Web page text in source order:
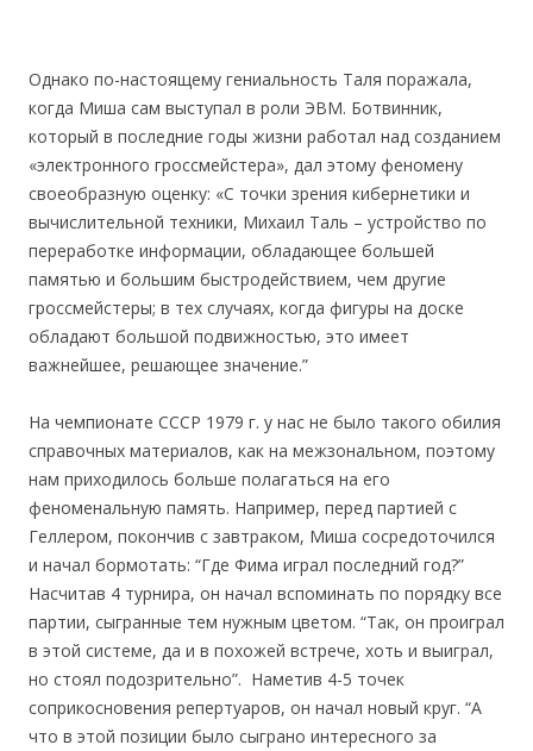
Однако по-настоящему гениальность Таля поражала,
когда Миша сам выступал в роли ЭВМ. Ботвинник,
который в последние годы жизни работал над созданием
«электронного гроссмейстера», дал этому феномену
своеобразную оценку: «С точки зрения кибернетики и
вычислительной техники, Михаил Таль – устройство по
переработке информации, обладающее большей
памятью и большим быстродействием, чем другие
гроссмейстеры; в тех случаях, когда фигуры на доске
обладают большой подвижностью, это имеет
важнейшее, решающее значение.”
На чемпионате СССР 1979 г. у нас не было такого обилия
справочных материалов, как на межзональном, поэтому
нам приходилось больше полагаться на его
феноменальную память. Например, перед партией с
Геллером, покончив с завтраком, Миша сосредоточился
и начал бормотать: “Где Фима играл последний год?”
Насчитав 4 турнира, он начал вспоминать по порядку все
партии, сыгранные тем нужным цветом. “Так, он проиграл
в этой системе, да и в похожей встрече, хоть и выиграл,
но стоял подозрительно”. Наметив 4-5 точек
соприкосновения репертуаров, он начал новый круг. “А
что в этой позиции было сыграно интересного за